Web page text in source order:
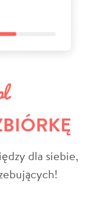
dla siebie,